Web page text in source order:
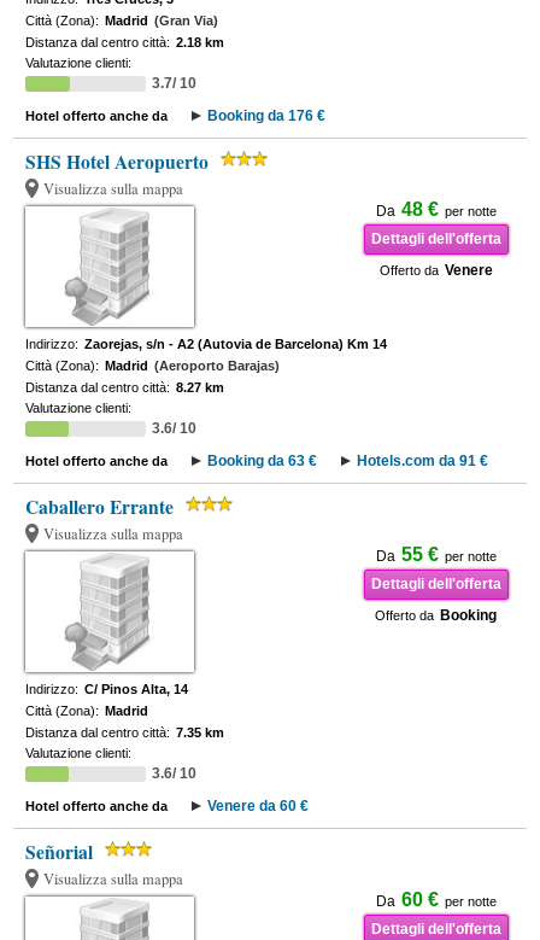
Città (Zona): Madrid (Gran Via)
Distanza dal centro città: 2.18 km
Valutazione clienti:
3.7/ 10
Hotel offerto anche da Booking da 176 €
SHS Hotel Aeropuerto
Visualizza sulla mappa
Da 48 € per notte
Dettagli dell'offerta
Offerto da Venere
Indirizzo: Zaorejas, s/n - A2 (Autovia de Barcelona) Km 14
Città (Zona): Madrid (Aeroporto Barajas)
Distanza dal centro città: 8.27 km
Valutazione clienti:
3.6/ 10
Hotel offerto anche da Booking da 63 € Hotels.com da 91 €
Caballero Errante
Visualizza sulla mappa
Da 55 € per notte
Dettagli dell'offerta
Offerto da Booking
Indirizzo: C/ Pinos Alta, 14
Città (Zona): Madrid
Distanza dal centro città: 7.35 km
Valutazione clienti:
3.6/ 10
Hotel offerto anche da Venere da 60 €
Señorial
Visualizza sulla mappa
Da 60 € per notte
Dettagli dell'offerta